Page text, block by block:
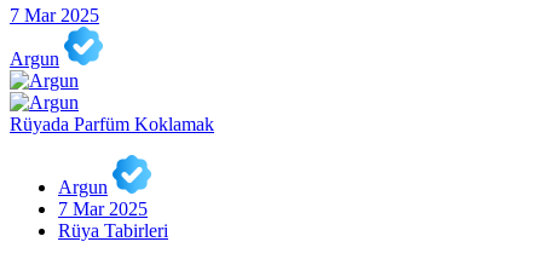
7 Mar 2025
Argun
Rüyada Parfüm Koklamak
Argun
7 Mar 2025
Rüya Tabirleri